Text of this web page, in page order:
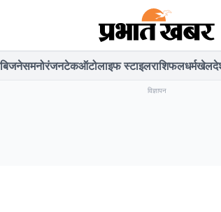
बिजनेसमनोरंजनटेकऑटोलाइफ स्टाइलराशिफलधर्मखेल
विज्ञापन